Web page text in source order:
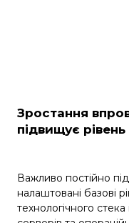
Зростання
підвищує рівень
Важливо постійно
налаштовані базові
технологічного